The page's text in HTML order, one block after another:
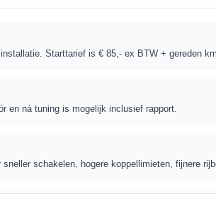
Starttarief is € 85,- ex BTW + gereden
en ná tuning is mogelijk inclusief rapport.
schakelen, hogere koppellimieten, fijnere